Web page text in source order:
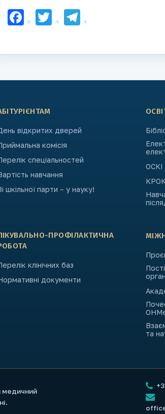
Facebook
TwitterTelegram
відкритих дверей
комісія
спеціальностей
навчання
шкільної парти – у науку!
ОСКІ
ПРОФІЛАКТИЧНА
клінічних баз
документи
та
медичний